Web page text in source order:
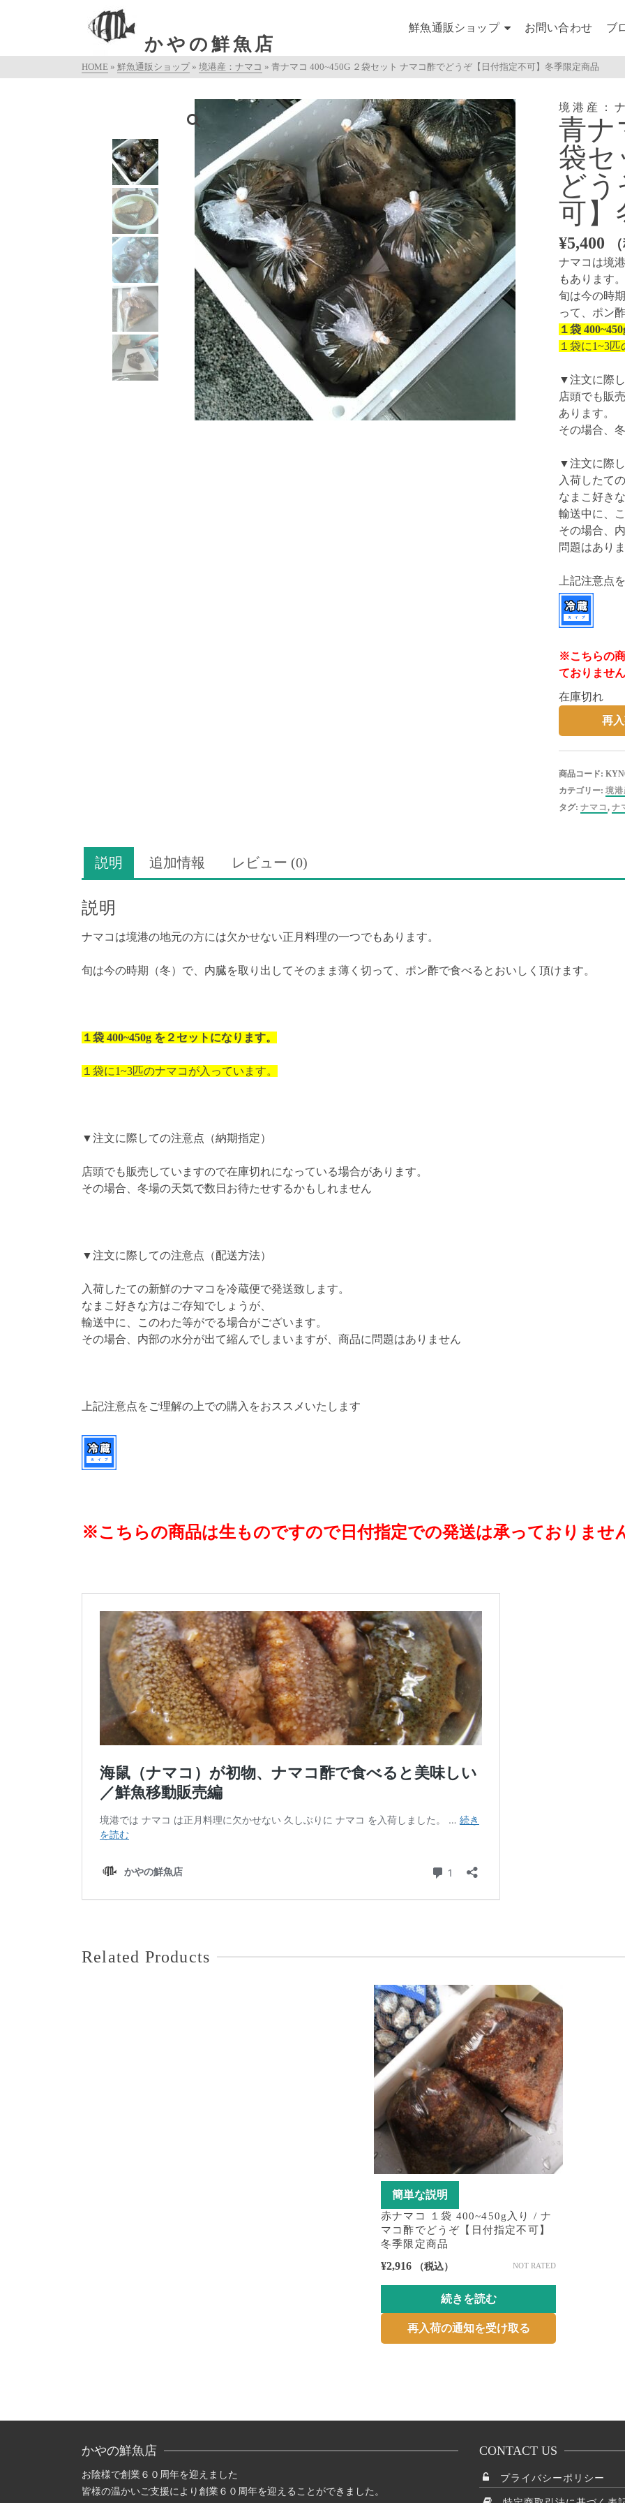
かやの鮮魚店
鮮魚通販ショップ お問い合わせ ブ
HOME » 鮮魚通販ショップ » 境港産：ナマコ » 青ナマコ 400~450G ２袋セット ナマコ酢でどうぞ【日付指定不可】冬季限定商品
境港産：
青ナ
袋セ
ど
可】
¥5,400
ナマコは境
もあります。
旬は今の時
って、ポン
１袋
１袋に1~3
▼注文に際
店頭でも販
あります。
その場合、
▼注文に際
入荷したて
なまこ好き
輸送中に、
その場合、
問題はあり
上記注意点
※こちらの
ておりませ
在庫切れ
再
商品コード:
カテゴリー: 境
タグ: ナマコ , ナ
説明 追加情報 レビュー (0)
説明
ナマコは境港の地元の方には欠かせない正月料理の一つでもあります。
旬は今の時期（冬）で、内臓を取り出してそのまま薄く切って、ポン酢で食べるとおいしく頂けます。
１袋 400~450g を２セットになります。
１袋に1~3匹のナマコが入っています。
▼注文に際しての注意点（納期指定）
店頭でも販売していますので在庫切れになっている場合があります。
その場合、冬場の天気で数日お待たせするかもしれません
▼注文に際しての注意点（配送方法）
入荷したての新鮮のナマコを冷蔵便で発送致します。
なまこ好きな方はご存知でしょうが、
輸送中に、このわた等がでる場合がございます。
その場合、内部の水分が出て縮んでしまいますが、商品に問題はありません
上記注意点をご理解の上での購入をおススメいたします
※こちらの商品は生ものですので日付指定での発送は承っておりませ
Related Products
簡単な説明
赤ナマコ １袋 400~450g入り / ナ
マコ酢でどうぞ【日付指定不可】
冬季限定商品
NOT RATED
¥2,916 （税込）
続きを読む
再入荷の通知を受け取る
かやの鮮魚店
お陰様で創業６０周年を迎えました
皆様の温かいご支援により創業６０周年を迎えることができました。
CONTACT US
プライバシーポリシー